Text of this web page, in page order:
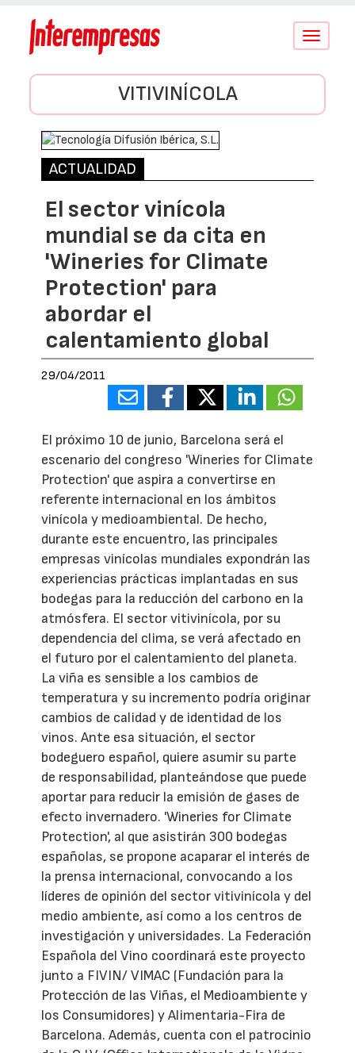
Conmutar
VITIVINÍCOLA
ACTUALIDAD
El sector vinícola
mundial se da cita en
'Wineries for Climate
Protection' para
abordar el
calentamiento global
29/04/2011
El próximo 10 de junio, Barcelona será el
escenario del congreso 'Wineries for Climate
Protection' que aspira a convertirse en
referente internacional en los ámbitos
vinícola y medioambiental. De hecho,
durante este encuentro, las principales
empresas vinícolas mundiales expondrán las
experiencias prácticas implantadas en sus
bodegas para la reducción del carbono en la
atmósfera. El sector vitivinícola, por su
dependencia del clima, se verá afectado en
el futuro por el calentamiento del planeta.
La viña es sensible a los cambios de
temperatura y su incremento podría originar
cambios de calidad y de identidad de los
vinos. Ante esa situación, el sector
bodeguero español, quiere asumir su parte
de responsabilidad, planteándose que puede
aportar para reducir la emisión de gases de
efecto invernadero. 'Wineries for Climate
Protection', al que asistirán 300 bodegas
españolas, se propone acaparar el interés de
la prensa internacional, convocando a los
líderes de opinión del sector vitivinícola y del
medio ambiente, así como a los centros de
investigación y universidades. La Federación
Española del Vino coordinará este proyecto
junto a FIVIN/ VIMAC (Fundación para la
Protección de las Viñas, el Medioambiente y
los Consumidores) y Alimentaria-Fira de
Barcelona. Además, cuenta con el patrocinio